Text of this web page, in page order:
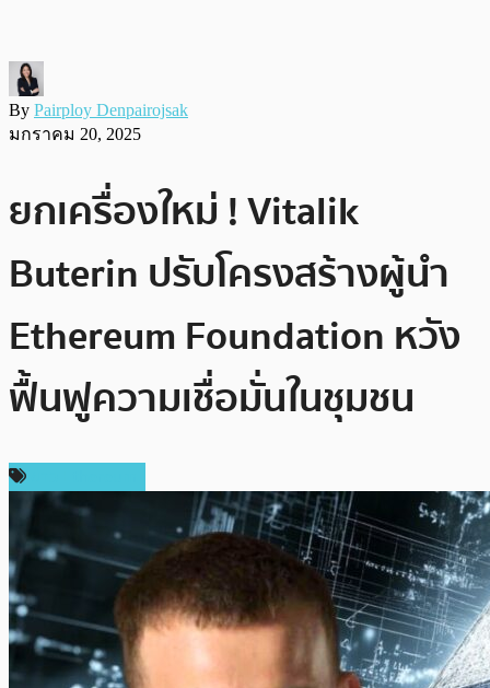
By Pairploy Denpairojsak
มกราคม 20, 2025
ยกเครื่องใหม่ ! Vitalik
Buterin ปรับโครงสร้างผู้นำ
Ethereum Foundation หวัง
ฟื้นฟูความเชื่อมั่นในชุมชน